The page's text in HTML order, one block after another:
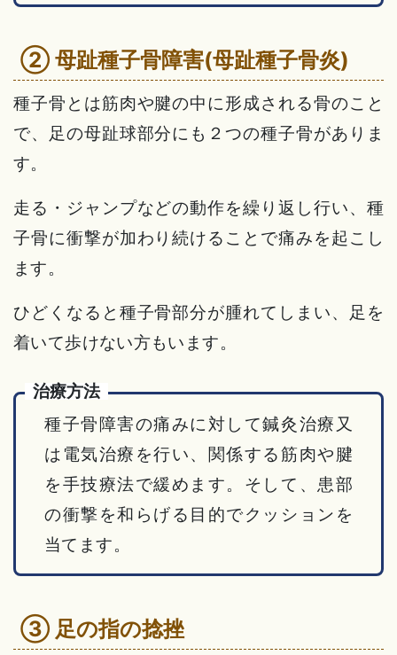
② 母趾種子骨障害(母趾種子骨炎)
種子骨とは筋肉や腱の中に形成される骨のこと
で、足の母趾球部分にも２つの種子骨がありま
す。
走る・ジャンプなどの動作を繰り返し行い、種
子骨に衝撃が加わり続けることで痛みを起こし
ます。
ひどくなると種子骨部分が腫れてしまい、足を
着いて歩けない方もいます。
治療方法
種子骨障害の痛みに対して鍼灸治療又
は電気治療を行い、関係する筋肉や腱
を手技療法で緩めます。そして、患部
の衝撃を和らげる目的でクッションを
当てます。
③ 足の指の捻挫